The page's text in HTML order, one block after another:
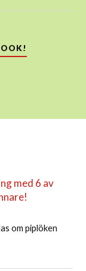
med 6 av
om piplöken